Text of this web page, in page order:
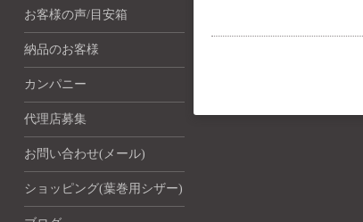
お客様の声/目安箱
納品のお客様
カンパニー
代理店募集
お問い合わせ(メール)
ショッピング(葉巻用シザー)